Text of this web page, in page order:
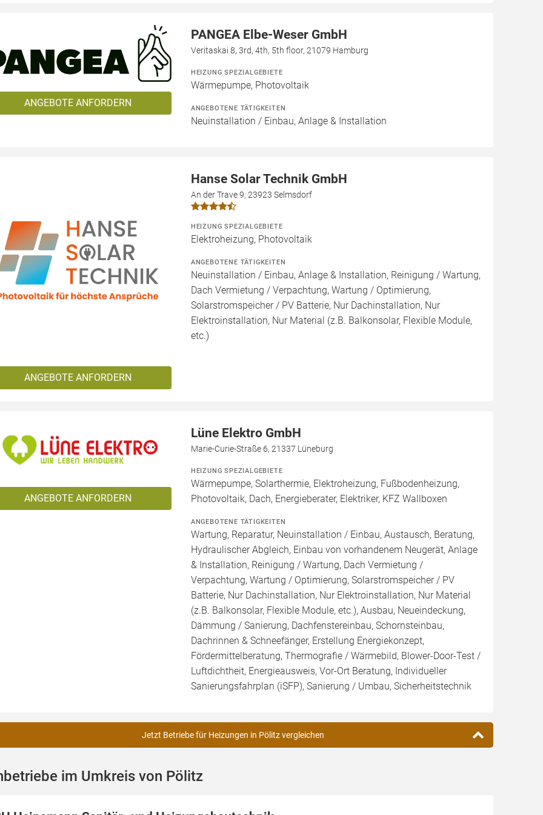
ANGEBOTE ANFORDERN
PANGEA Elbe-Weser GmbH
Veritaskai 8, 3rd, 4th, 5th floor, 21079 Hamburg
HEIZUNG SPEZIALGEBIETE
Wärmepumpe, Photovoltaik
ANGEBOTENE TÄTIGKEITEN
Neuinstallation / Einbau, Anlage & Installation
ANGEBOTE ANFORDERN
Hanse Solar Technik GmbH
An der Trave 9, 23923 Selmsdorf
HEIZUNG SPEZIALGEBIETE
Elektroheizung, Photovoltaik
ANGEBOTENE TÄTIGKEITEN
Neuinstallation / Einbau, Anlage & Installation, Reinigung / Wartung,
Dach Vermietung / Verpachtung, Wartung / Optimierung,
Solarstromspeicher / PV Batterie, Nur Dachinstallation, Nur
Elektroinstallation, Nur Material (z.B. Balkonsolar, Flexible Module,
etc.)
ANGEBOTE ANFORDERN
Lüne Elektro GmbH
Marie-Curie-Straße 6, 21337 Lüneburg
HEIZUNG SPEZIALGEBIETE
Wärmepumpe, Solarthermie, Elektroheizung, Fußbodenheizung,
Photovoltaik, Dach, Energieberater, Elektriker, KFZ Wallboxen
ANGEBOTENE TÄTIGKEITEN
Wartung, Reparatur, Neuinstallation / Einbau, Austausch, Beratung,
Hydraulischer Abgleich, Einbau von vorhandenem Neugerät, Anlage
& Installation, Reinigung / Wartung, Dach Vermietung /
Verpachtung, Wartung / Optimierung, Solarstromspeicher / PV
Batterie, Nur Dachinstallation, Nur Elektroinstallation, Nur Material
(z.B. Balkonsolar, Flexible Module, etc.), Ausbau, Neueindeckung,
Dämmung / Sanierung, Dachfenstereinbau, Schornsteinbau,
Dachrinnen & Schneefänger, Erstellung Energiekonzept,
Fördermittelberatung, Thermografie / Wärmebild, Blower-Door-Test /
Luftdichtheit, Energieausweis, Vor-Ort Beratung, Individueller
Sanierungsfahrplan (iSFP), Sanierung / Umbau, Sicherheitstechnik
Jetzt Betriebe für Heizungen in Pölitz vergleichen
im Umkreis von Pölitz